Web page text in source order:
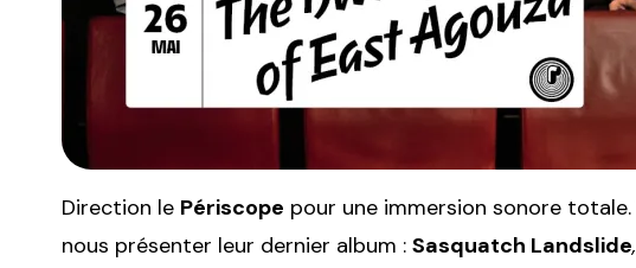
Direction le Périscope pour une immersion sonore totale.
nous présenter leur dernier album : Sasquatch Landslide,